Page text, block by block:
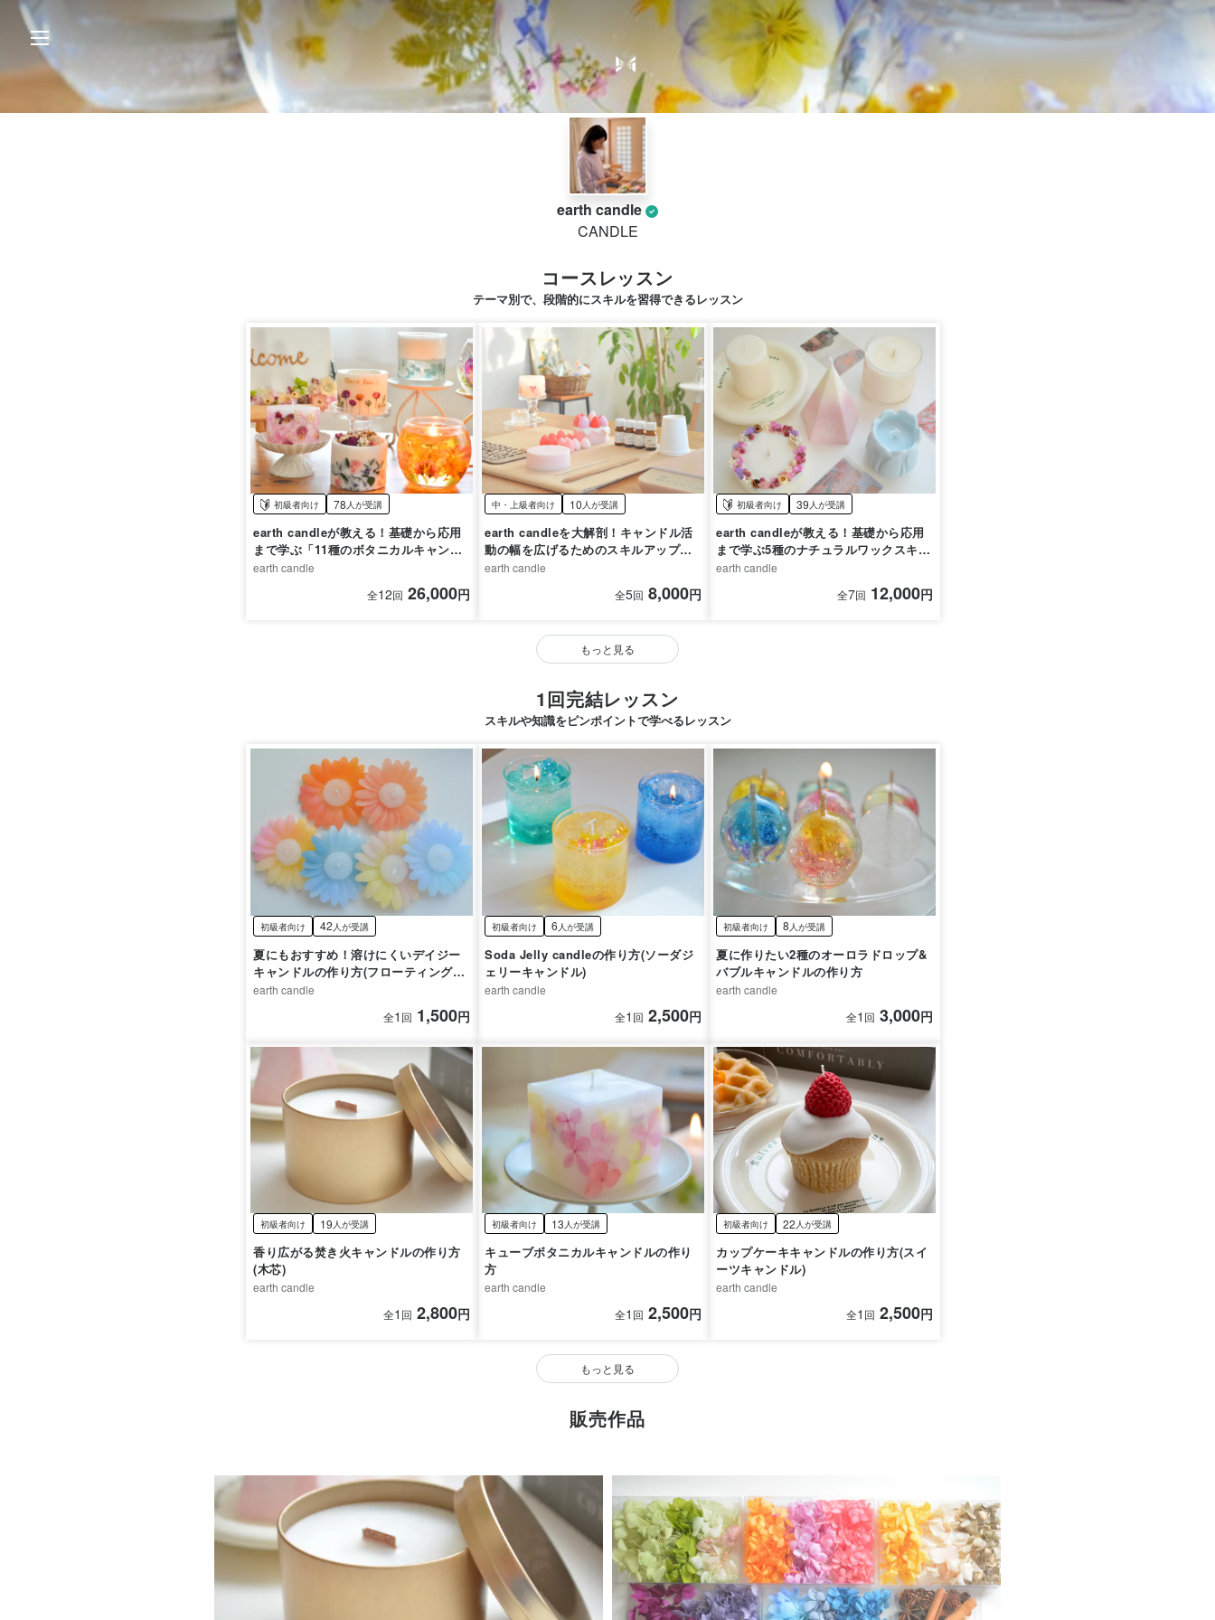
earth candle
CANDLE
コースレッスン
テーマ別で、段階的にスキルを習得できるレッスン
earth candleが教える！基礎から応用
まで学ぶ「11種のボタニカルキャンド
ル講座」
earth candle
初級者向け 78 人が受講
全12回 26,000円
earth candleを大解剖！キャンドル活
動の幅を広げるためのスキルアップ講
座
earth candle
中・上級者向け 10 人が受講
全5回 8,000円
earth candleが教える！基礎から応用
まで学ぶ5種のナチュラルワックスキャ
ンドル講座
earth candle
初級者向け 39 人が受講
全7回 12,000円
もっと見る
1回完結レッスン
スキルや知識をピンポイントで学べるレッスン
夏にもおすすめ！溶けにくいデイジー
キャンドルの作り方(フローティングキ
ャンドル)
earth candle
初級者向け 42 人が受講
全1 回 1,500円
Soda Jelly candleの作り方(ソーダジ
ェリーキャンドル)
earth candle
初級者向け 6 人が受講
全1 回 2,500円
夏に作りたい2種のオーロラドロップ&
バブルキャンドルの作り方
earth candle
初級者向け 8 人が受講
全1 回 3,000円
香り広がる焚き火キャンドルの作り方
(木芯)
earth candle
初級者向け 19 人が受講
全1 回 2,800円
キューブボタニカルキャンドルの作り
方
earth candle
初級者向け 13 人が受講
全1 回 2,500円
カップケーキキャンドルの作り方(スイ
ーツキャンドル)
earth candle
初級者向け 22 人が受講
全1 回 2,500円
もっと見る
販売作品